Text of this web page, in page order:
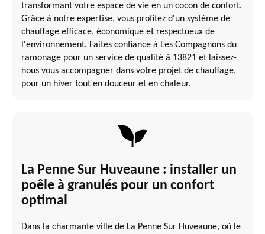
transformant votre espace de vie en un cocon de confort.
Grâce à notre expertise, vous profitez d'un système de
chauffage efficace, économique et respectueux de
l'environnement. Faites confiance à Les Compagnons du
ramonage pour un service de qualité à 13821 et laissez-
nous vous accompagner dans votre projet de chauffage,
pour un hiver tout en douceur et en chaleur.
La Penne Sur Huveaune : installer un
poêle à granulés pour un confort
optimal
Dans la charmante ville de La Penne Sur Huveaune, où le